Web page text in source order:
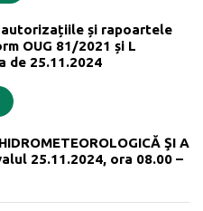
și rapoartele
OUG 81/2021 și L
de 25.11.2024
ŞI A
25.11.2024, ora 08.00 –